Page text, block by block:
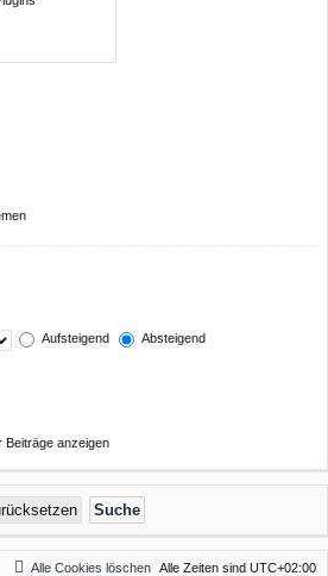
Aufsteigend
Absteigend
Beiträge anzeigen
Alle Zeiten sind UTC+02:00
Alle Cookies löschen